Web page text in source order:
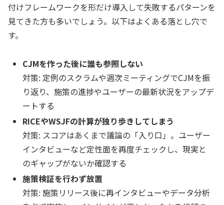
付けフレームワークを形だけ導入して失敗するパターンを
見てきた方も多いでしょう。以下はよくある落とし穴で
す。
CJMを作った後に誰も参照しない
対策: 定例のスクラムや週次ミーティングでCJMを振
り返り、施策の進捗やユーザーの最新状況をアップデ
ートする
RICEやWSJFの計算が独り歩きしてしまう
対策: スコアはあくまで議論の「入り口」。ユーザー
インタビューなど定性面を再度チェックし、現実と
のギャップがないか確認する
施策検証を行わず放置
対策: 施策リリース後に再インタビューやデータ分析